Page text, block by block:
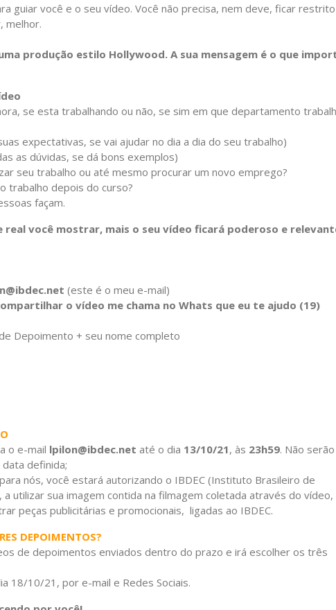
guiar você e o seu vídeo. Você não precisa, nem deve, ficar
melhor.
produção estilo Hollywood. A sua mensagem é o que
se esta trabalhando ou não, se sim em que departamento
expectativas, se vai ajudar no dia a dia do seu trabalho)
as dúvidas, se dá bons exemplos)
seu trabalho ou até mesmo procurar um novo emprego?
trabalho depois do curso?
façam.
você mostrar, mais o seu vídeo ficará poderoso e
(este é o meu e-mail)
o vídeo me chama no Whats que eu te ajudo (19)
Depoimento + seu nome completo
o e-mail lpilon@ibdec.net até o dia 13/10/21, às 23h59. Não serão
definida;
nós, você estará autorizando o IBDEC (Instituto Brasileiro de
utilizar sua imagem contida na filmagem coletada através do vídeo,
peças publicitárias e promocionais, ligadas ao IBDEC.
DEPOIMENTOS?
de depoimentos enviados dentro do prazo e irá escolher os três
18/10/21, por e-mail e Redes Sociais.